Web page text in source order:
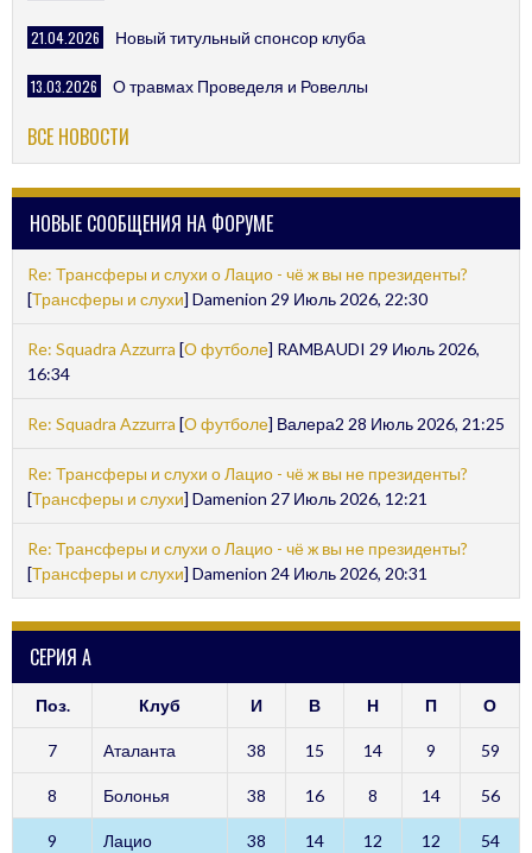
21.04.2026 Новый титульный спонсор клуба
13.03.2026 О травмах Проведеля и Ровеллы
ВСЕ НОВОСТИ
НОВЫЕ СООБЩЕНИЯ НА ФОРУМЕ
Re: Трансферы и слухи о Лацио - чё ж вы не президенты?
[Трансферы и слухи] Damenion 29 Июль 2026, 22:30
Re: Squadra Azzurra [О футболе] RAMBAUDI 29 Июль 2026,
16:34
Re: Squadra Azzurra [О футболе] Валера2 28 Июль 2026, 21:25
Re: Трансферы и слухи о Лацио - чё ж вы не президенты?
[Трансферы и слухи] Damenion 27 Июль 2026, 12:21
Re: Трансферы и слухи о Лацио - чё ж вы не президенты?
[Трансферы и слухи] Damenion 24 Июль 2026, 20:31
СЕРИЯ А
Поз. Клуб И В Н П О
7 Аталанта 38 15 14 9 59
8 Болонья 38 16 8 14 56
9 Лацио 38 14 12 12 54